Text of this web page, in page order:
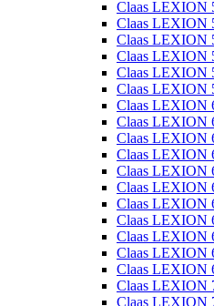
Claas LEXION
Claas LEXION
Claas LEXION
Claas LEXION
Claas LEXION
Claas LEXION
Claas LEXION
Claas LEXION
Claas LEXION
Claas LEXION
Claas LEXION
Claas LEXION
Claas LEXION
Claas LEXION
Claas LEXION
Claas LEXION
Claas LEXION
Claas LEXION
Claas LEXION